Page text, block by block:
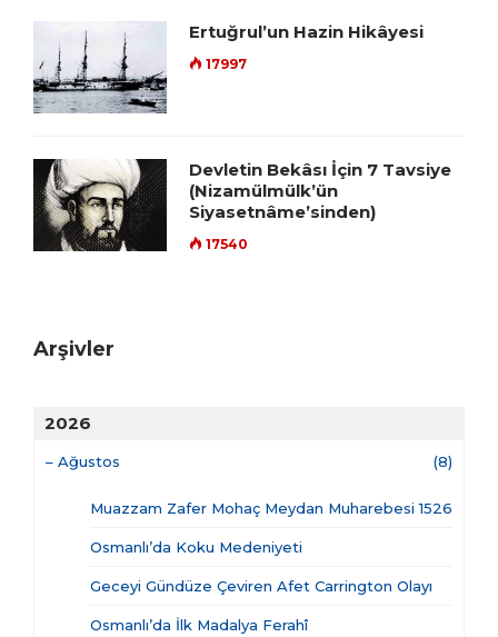
Ertuğrul’un Hazin Hikâyesi
17997
Devletin Bekâsı İçin 7 Tavsiye
(Nizamülmülk’ün
Siyasetnâme’sinden)
17540
Arşivler
2026
– Ağustos (8)
Muazzam Zafer Mohaç Meydan Muharebesi 1526
Osmanlı’da Koku Medeniyeti
Geceyi Gündüze Çeviren Afet Carrington Olayı
Osmanlı’da İlk Madalya Ferahî